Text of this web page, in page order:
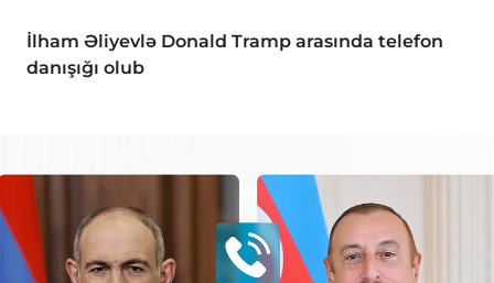
İlham Əliyevlə Donald Tramp arasında telefon
danışığı olub